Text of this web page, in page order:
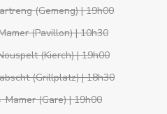
(Gemeng) | 19h00
(Pavillon) | 10h30
(Kierch) | 19h00
(Grillplatz) | 18h30
(Gare) | 19h00